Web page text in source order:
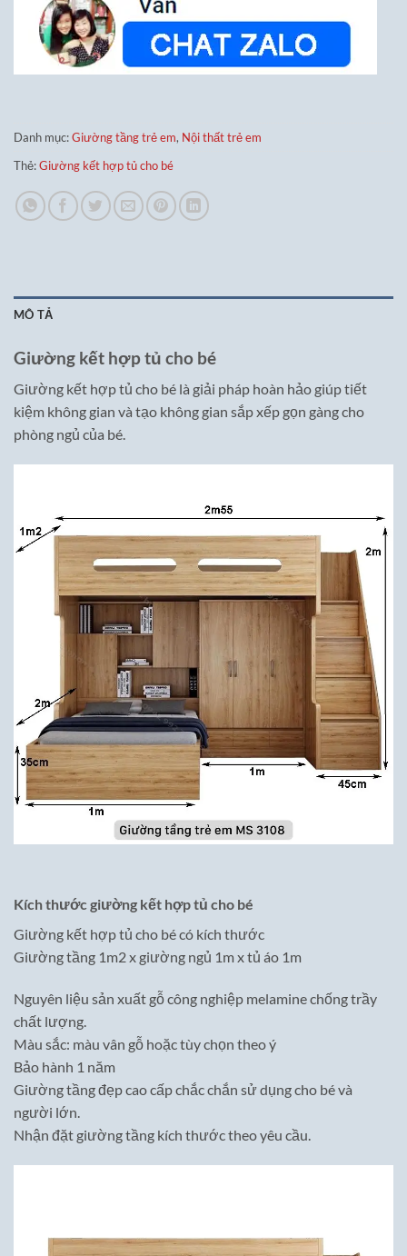
Danh mục:Giường tầng trẻ em, Nội thất trẻ em
Thẻ:Giường kết hợp tủ cho bé
MÔ TẢ
Giường kết hợp tủ cho bé
Giường kết hợp tủ cho bé là giải pháp hoàn hảo giúp tiết
kiệm không gian và tạo không gian sắp xếp gọn gàng cho
phòng ngủ của bé.
Kích thước giường kết hợp tủ cho bé
Giường kết hợp tủ cho bé có kích thước
Giường tầng 1m2 x giường ngủ 1m x tủ áo 1m
Nguyên liệu sản xuất gỗ công nghiệp melamine chống trầy
chất lượng.
Màu sắc: màu vân gỗ hoặc tùy chọn theo ý
Bảo hành 1 năm
Giường tầng đẹp cao cấp chắc chắn sử dụng cho bé và
người lớn.
Nhận đặt giường tầng kích thước theo yêu cầu.